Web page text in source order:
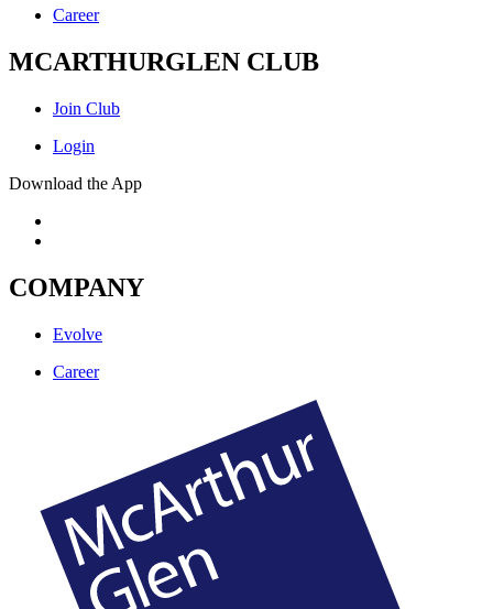
Career
MCARTHURGLEN CLUB
Join Club
Login
Download the App
COMPANY
Evolve
Career